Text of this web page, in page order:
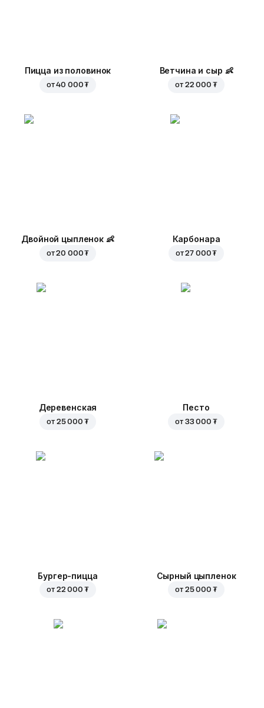
Пицца из половинок
от40 000 ₮
Ветчина и сыр 👶
от 22 000 ₮
Двойной цыпленок 👶
от20 000 ₮
Карбонара
от27 000 ₮
Деревенская
от 25 000 ₮
Песто
от 33 000 ₮
Бургер-пицца
от 22 000 ₮
Сырный цыпленок
от 25 000 ₮